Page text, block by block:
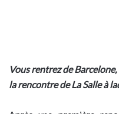
Vous rentrez de
la rencontre de La Salle à